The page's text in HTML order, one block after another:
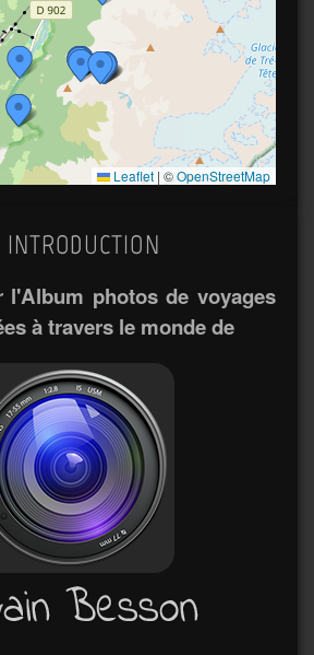
Leaflet | ©OpenStreetMap
INTRODUCTION
l'Album photos de voyages
à travers le monde de